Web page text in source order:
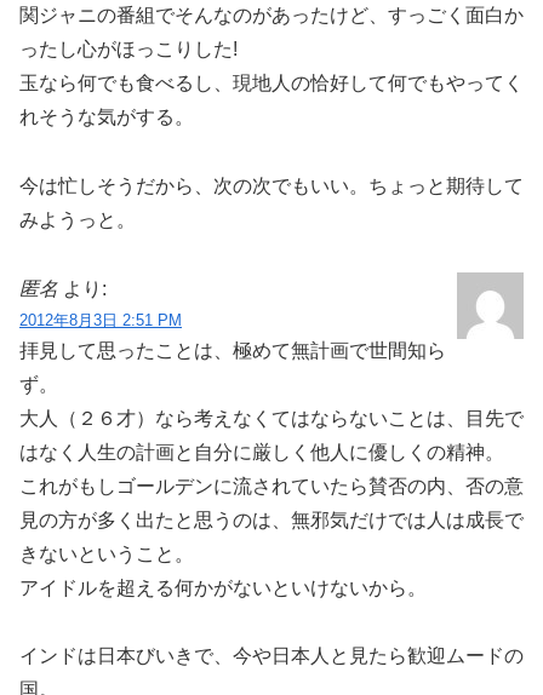
関ジャニの番組でそんなのがあったけど、すっごく面白か
ったし心がほっこりした!
玉なら何でも食べるし、現地人の恰好して何でもやってく
れそうな気がする。
今は忙しそうだから、次の次でもいい。ちょっと期待して
みようっと。
匿名 より:
2012年8月3日 2:51 PM
拝見して思ったことは、極めて無計画で世間知ら
ず。
大人（２６才）なら考えなくてはならないことは、目先で
はなく人生の計画と自分に厳しく他人に優しくの精神。
これがもしゴールデンに流されていたら賛否の内、否の意
見の方が多く出たと思うのは、無邪気だけでは人は成長で
きないということ。
アイドルを超える何かがないといけないから。
インドは日本びいきで、今や日本人と見たら歓迎ムードの
国。